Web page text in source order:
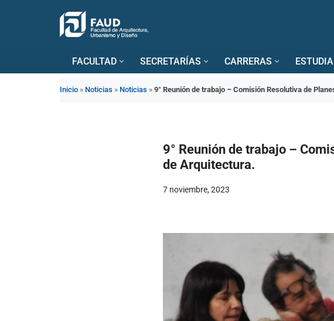
FACULTAD SECRETARÍAS CARRERAS
Inicio » Noticias » Noticias » 9° Reunión de trabajo – Comisión Resolutiva de
9° Reunión de trabajo –
de Arquitectura.
7 noviembre, 2023